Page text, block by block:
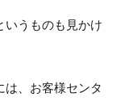
いうものも見かけ
は、お客様センタ